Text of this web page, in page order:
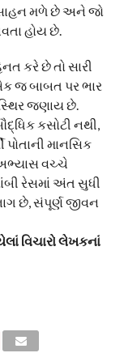
મળે છે અને જો
હોય છે.
કરે છે તો સારી
જ બાબત પર ભાર
જણાય છે.
કસોટી નથી,
પોતાની માનસિક
વચ્ચે
રેસમાં અંત સુધી
છે, સંપૂર્ણ જીવન
વિચારો લેખકનાં